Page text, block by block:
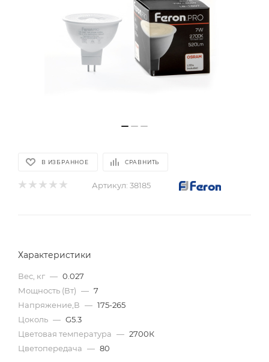
В ИЗБРАННОЕ СРАВНИТЬ
Артикул: 38185
Характеристики
Вес, кг — 0.027
Мощность (Вт) — 7
Напряжение,В — 175-265
Цоколь — G5.3
Цветовая температура — 2700К
Цветопередача — 80